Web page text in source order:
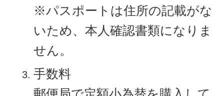
※パスポートは住所の記載がな
いため、本人確認書類になりま
せん。
手数料